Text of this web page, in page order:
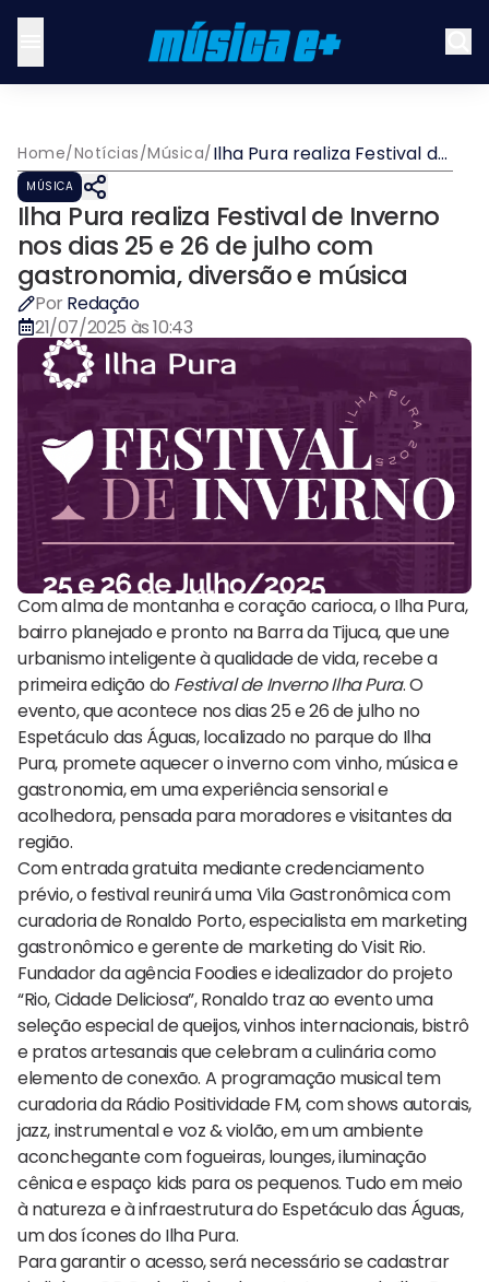
Home/Notícias/Música/Ilha Pura realiza Festival de
Inverno nos dias 25 e 26 de
diversão e música
MÚSICA
Ilha Pura realiza Festival de Inverno
nos dias 25 e 26 de julho com
gastronomia, diversão e música
Por Redação
21/07/2025 às 10:43
Com alma de montanha e coração carioca, o Ilha Pura,
bairro planejado e pronto na Barra da Tijuca, que une
urbanismo inteligente à qualidade de vida, recebe a
primeira edição do Festival de Inverno Ilha Pura. O
evento, que acontece nos dias 25 e 26 de julho no
Espetáculo das Águas, localizado no parque do Ilha
Pura, promete aquecer o inverno com vinho, música e
gastronomia, em uma experiência sensorial e
acolhedora, pensada para moradores e visitantes da
região.
Com entrada gratuita mediante credenciamento
prévio, o festival reunirá uma Vila Gastronômica com
curadoria de Ronaldo Porto, especialista em marketing
gastronômico e gerente de marketing do Visit Rio.
Fundador da agência Foodies e idealizador do projeto
“Rio, Cidade Deliciosa”, Ronaldo traz ao evento uma
seleção especial de queijos, vinhos internacionais, bistrô
e pratos artesanais que celebram a culinária como
elemento de conexão. A programação musical tem
curadoria da Rádio Positividade FM, com shows autorais,
jazz, instrumental e voz & violão, em um ambiente
aconchegante com fogueiras, lounges, iluminação
cênica e espaço kids para os pequenos. Tudo em meio
à natureza e à infraestrutura do Espetáculo das Águas,
um dos ícones do Ilha Pura.
Para garantir o acesso, será necessário se cadastrar